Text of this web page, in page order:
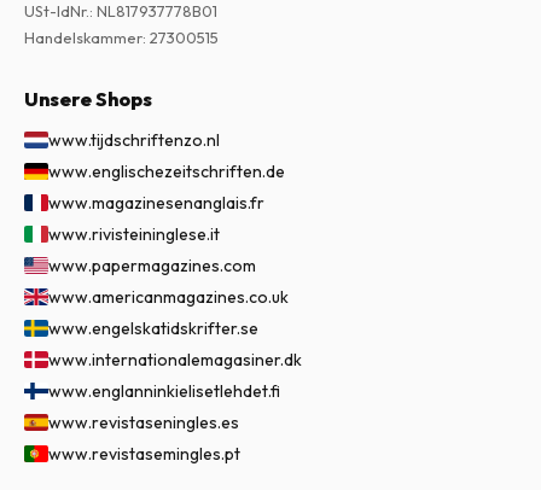
USt-IdNr.: NL817937778B01
Handelskammer: 27300515
Unsere Shops
www.tijdschriftenzo.nl
www.englischezeitschriften.de
www.magazinesenanglais.fr
www.rivisteininglese.it
www.papermagazines.com
www.americanmagazines.co.uk
www.engelskatidskrifter.se
www.internationalemagasiner.dk
www.englanninkielisetlehdet.fi
www.revistaseningles.es
www.revistasemingles.pt